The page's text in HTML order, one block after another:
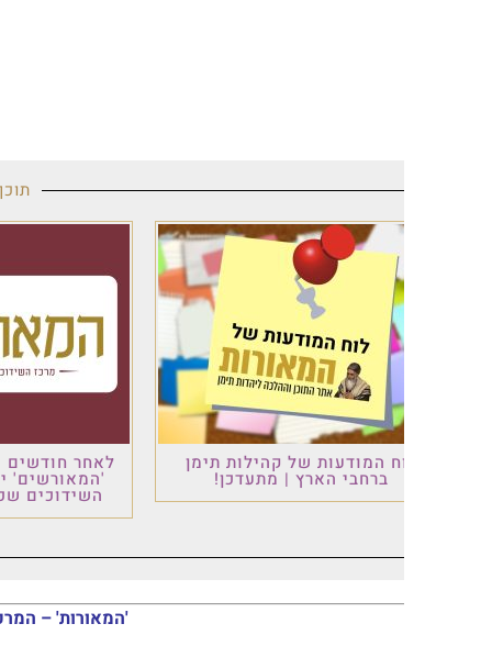
תוכן מקודם
המודעות של קהילות תימן
ברחבי הארץ | מתעדכן!
לאחר חודשים של עבודה:
'המאורשים' יוצא לדרך
השידוכים שכולם ציפו
'המאורות' – המרכז העולמי